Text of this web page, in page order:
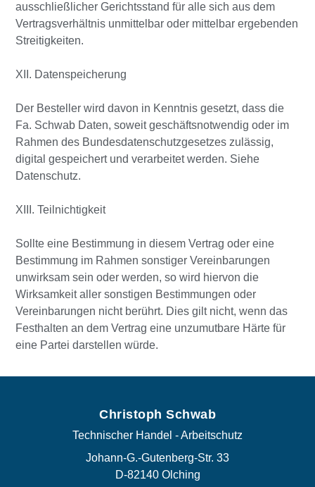
ausschließlicher Gerichtsstand für alle sich aus dem
Vertragsverhältnis unmittelbar oder mittelbar ergebenden
Streitigkeiten.
XII. Datenspeicherung
Der Besteller wird davon in Kenntnis gesetzt, dass die
Fa. Schwab Daten, soweit geschäftsnotwendig oder im
Rahmen des Bundesdatenschutzgesetzes zulässig,
digital gespeichert und verarbeitet werden. Siehe
Datenschutz.
XIII. Teilnichtigkeit
Sollte eine Bestimmung in diesem Vertrag oder eine
Bestimmung im Rahmen sonstiger Vereinbarungen
unwirksam sein oder werden, so wird hiervon die
Wirksamkeit aller sonstigen Bestimmungen oder
Vereinbarungen nicht berührt. Dies gilt nicht, wenn das
Festhalten an dem Vertrag eine unzumutbare Härte für
eine Partei darstellen würde.
Christoph Schwab
Technischer Handel - Arbeitschutz
Johann-G.-Gutenberg-Str. 33
D-82140 Olching